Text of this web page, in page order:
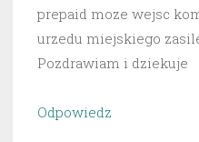
prepaid moze wejsc
urzedu miejskiego
Pozdrawiam i dziekuje
Odpowiedz